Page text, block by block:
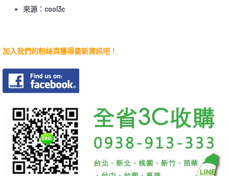
來源： cool3c
加入我們的粉絲頁獲得最新資訊吧！